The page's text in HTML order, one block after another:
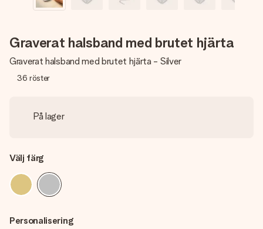
Graverat halsband med brutet hjärta
Graverat halsband med brutet hjärta - Silver
36 röster
På lager
Välj färg
Personalisering